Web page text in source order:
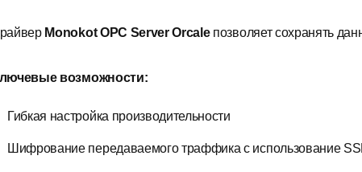
Monokot OPC Server Orcaleпозволяет сохранять
возможности:
Гибкая настройка производительности
Шифрование передаваемого траффика с использование